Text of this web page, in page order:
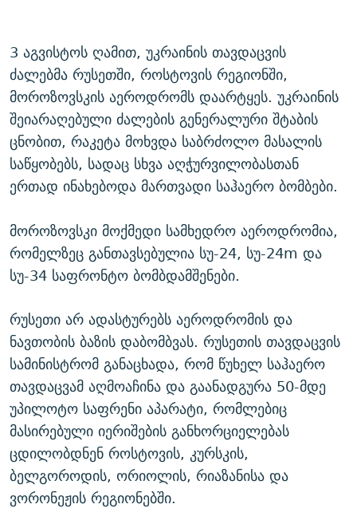
3 აგვისტოს ღამით, უკრაინის თავდაცვის
ძალებმა რუსეთში, როსტოვის რეგიონში,
მოროზოვსკის აეროდრომს დაარტყეს. უკრაინის
შეიარაღებული ძალების გენერალური შტაბის
ცნობით, რაკეტა მოხვდა საბრძოლო მასალის
საწყობებს, სადაც სხვა აღჭურვილობასთან
ერთად ინახებოდა მართვადი საჰაერო ბომბები.
მოროზოვსკი მოქმედი სამხედრო აეროდრომია,
რომელზეც განთავსებულია სუ-24, სუ-24m და
სუ-34 საფრონტო ბომბდამშენები.
რუსეთი არ ადასტურებს აეროდრომის და
ნავთობის ბაზის დაბომბვას. რუსეთის თავდაცვის
სამინისტრომ განაცხადა, რომ წუხელ საჰაერო
თავდაცვამ აღმოაჩინა და გაანადგურა 50-მდე
უპილოტო საფრენი აპარატი, რომლებიც
მასირებული იერიშების განხორციელებას
ცდილობდნენ როსტოვის, კურსკის,
ბელგოროდის, ორიოლის, რიაზანისა და
ვორონეჟის რეგიონებში.